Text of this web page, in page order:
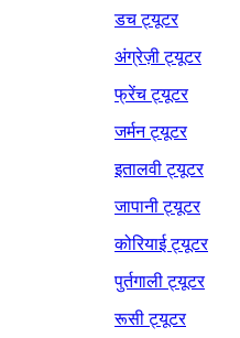
डच ट्यूटर
अंग्रेज़ी ट्यूटर
फ्रेंच ट्यूटर
जर्मन ट्यूटर
इतालवी ट्यूटर
जापानी ट्यूटर
कोरियाई ट्यूटर
पुर्तगाली ट्यूटर
रूसी ट्यूटर